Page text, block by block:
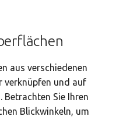
aus verschiedenen
verknüpfen und auf
Betrachten Sie Ihren
Blickwinkeln, um